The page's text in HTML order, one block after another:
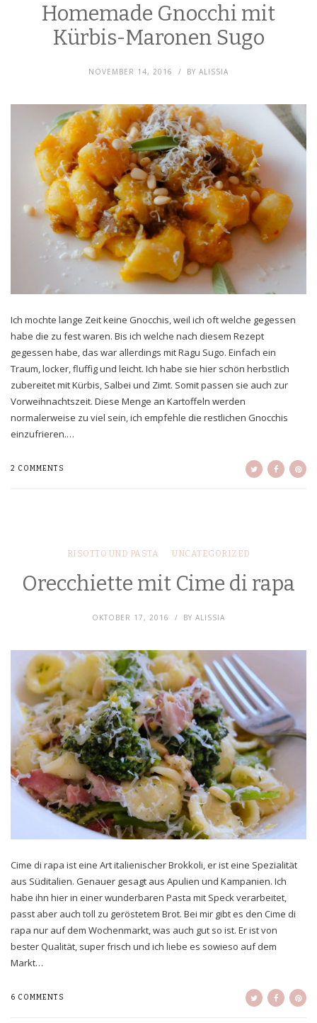
Homemade Gnocchi mit
Kürbis-Maronen Sugo
NOVEMBER 14, 2016 BY ALISSIA
Ich mochte lange Zeit keine Gnocchis, weil ich oft welche gegessen
habe die zu fest waren. Bis ich welche nach diesem Rezept
gegessen habe, das war allerdings mit Ragu Sugo. Einfach ein
Traum, locker, fluffig und leicht. Ich habe sie hier schön herbstlich
zubereitet mit Kürbis, Salbei und Zimt. Somit passen sie auch zur
Vorweihnachtszeit. Diese Menge an Kartoffeln werden
normalerweise zu viel sein, ich empfehle die restlichen Gnocchis
einzufrieren.…
2 COMMENTS
RISOTTO UND PASTA UNCATEGORIZED
Orecchiette mit Cime di rapa
OKTOBER 17, 2016 BY ALISSIA
Cime di rapa ist eine Art italienischer Brokkoli, er ist eine Spezialität
aus Süditalien. Genauer gesagt aus Apulien und Kampanien. Ich
habe ihn hier in einer wunderbaren Pasta mit Speck verarbeitet,
passt aber auch toll zu geröstetem Brot. Bei mir gibt es den Cime di
rapa nur auf dem Wochenmarkt, was auch gut so ist. Er ist von
bester Qualität, super frisch und ich liebe es sowieso auf dem
Markt…
6 COMMENTS